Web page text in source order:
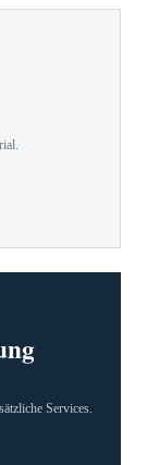
Services.